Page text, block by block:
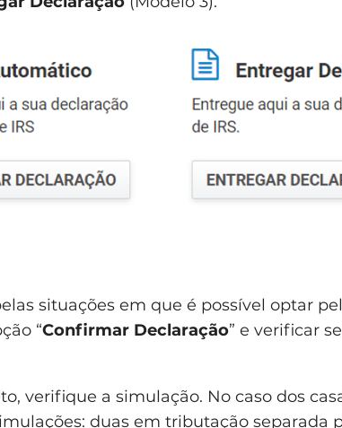
situações em que é possível optar
“Confirmar Declaração” e verificar
verifique a simulação. No caso dos
duas em tributação separada